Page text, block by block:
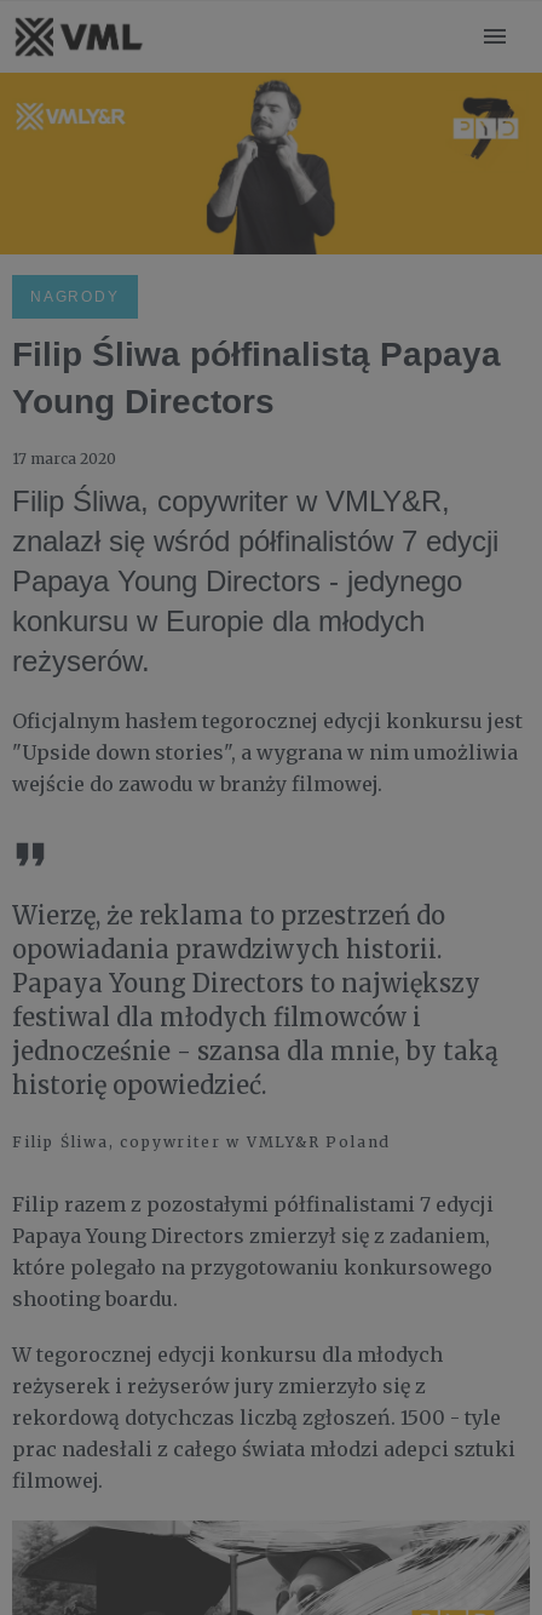
NAGRODY
Filip Śliwa półfinalistą Papaya
Young Directors
17 marca 2020
Filip Śliwa, copywriter w VMLY&R,
znalazł się wśród półfinalistów 7 edycji
Papaya Young Directors - jedynego
konkursu w Europie dla młodych
reżyserów.
Oficjalnym hasłem tegorocznej edycji konkursu jest
"Upside down stories", a wygrana w nim umożliwia
wejście do zawodu w branży filmowej.
Wierzę, że reklama to przestrzeń do
opowiadania prawdziwych historii.
Papaya Young Directors to największy
festiwal dla młodych filmowców i
jednocześnie - szansa dla mnie, by taką
historię opowiedzieć.
Filip Śliwa, copywriter w VMLY&R Poland
Filip razem z pozostałymi półfinalistami 7 edycji
Papaya Young Directors zmierzył się z zadaniem,
które polegało na przygotowaniu konkursowego
shooting boardu.
W tegorocznej edycji konkursu dla młodych
reżyserek i reżyserów jury zmierzyło się z
rekordową dotychczas liczbą zgłoszeń. 1500 - tyle
prac nadesłali z całego świata młodzi adepci sztuki
filmowej.